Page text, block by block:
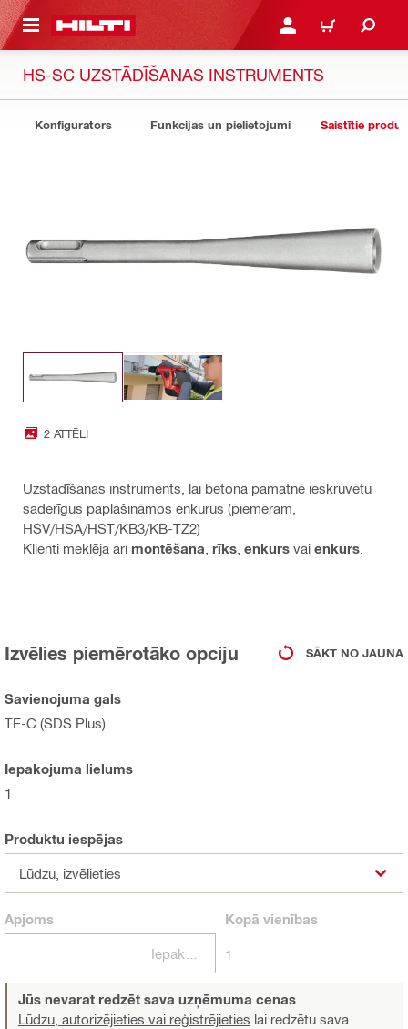
SATURU PIESLĒGTIES VAI
IEPIRKŠANĀS
HS-SC UZSTĀDĪŠANAS INSTRUMENTS
Konfigurators Funkcijas un pielietojumi Saistītie
2 ATTĒLI
Uzstādīšanas instruments, lai betona pamatnē ieskrūvētu
saderīgus paplašināmos enkurus (piemēram,
HSV/HSA/HST/KB3/KB-TZ2)
Klienti meklēja arī montēšana rīks enkurs vai enkurs
Izvēlies piemērotāko opciju SĀKT NO JAUNA
Savienojuma gals
TE-C (SDS Plus)
Iepakojuma lielums
1
Produktu iespējas
Lūdzu, izvēlieties
Apjoms Kopā vienības
1
Jūs nevarat redzēt sava uzņēmuma cenas
Lūdzu, autorizējieties vai reģistrējieties lai redzētu sava